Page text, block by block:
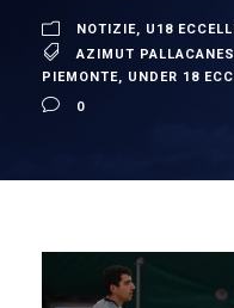
NOTIZIE, U18
AZIMUT
PIEMONTE, UNDER 18
0